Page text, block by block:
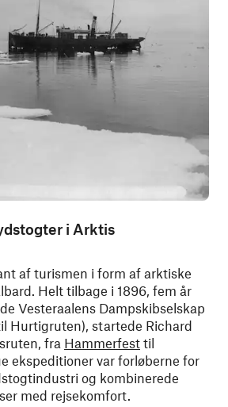
i Arktis
af turismen i form af arktiske
Helt tilbage i 1896, fem år
Vesteraalens Dampskibselskap
Hurtigruten), startede Richard
fra Hammerfest til
ekspeditioner var forløberne for
og kombinerede
med rejsekomfort.